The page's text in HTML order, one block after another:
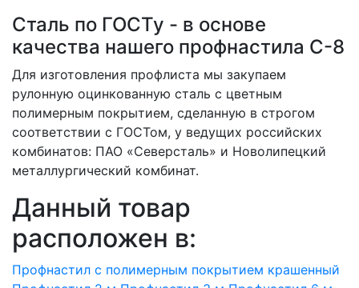
Сталь по ГОСТу - в основе
качества нашего профнастила C-8
Для изготовления профлиста мы закупаем
рулонную оцинкованную сталь с цветным
полимерным покрытием, сделанную в строгом
соответствии с ГОСТом, у ведущих российских
комбинатов: ПАО «Северсталь» и Новолипецкий
металлургический комбинат.
Данный товар
расположен в:
Профнастил с полимерным покрытием крашенный